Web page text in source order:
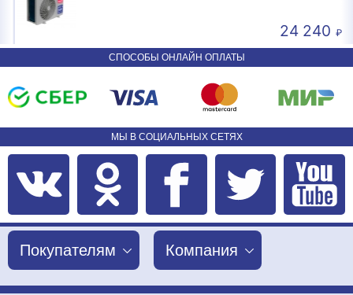
24 240
СПОСОБЫ ОНЛАЙН ОПЛАТЫ
МЫ В СОЦИАЛЬНЫХ СЕТЯХ
Покупателям Компания